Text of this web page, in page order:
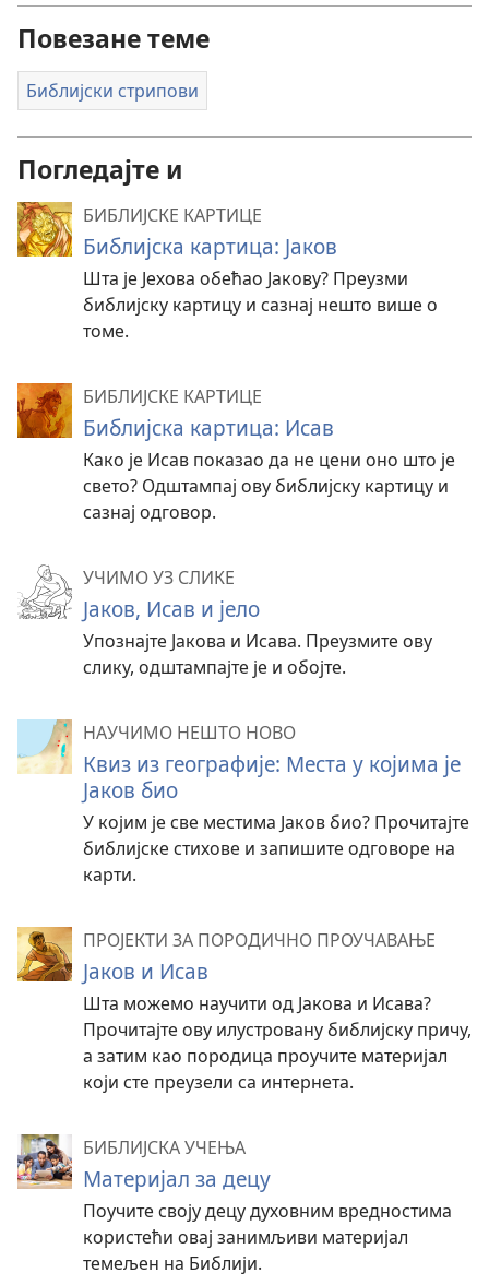
Повезане теме
Библијски стрипови
Погледајте и
БИБЛИЈСКЕ КАРТИЦЕ
Библијска картица: Јаков
Шта је Јехова обећао Јакову? Преузми
библијску картицу и сазнај нешто више о
томе.
БИБЛИЈСКЕ КАРТИЦЕ
Библијска картица: Исав
Како је Исав показао да не цени оно што је
свето? Одштампај ову библијску картицу и
сазнај одговор.
УЧИМО УЗ СЛИКЕ
Јаков, Исав и јело
Упознајте Јакова и Исава. Преузмите ову
слику, одштампајте је и обојте.
НАУЧИМО НЕШТО НОВО
Квиз из географије: Места у којима је
Јаков био
У којим је све местима Јаков био? Прочитајте
библијске стихове и запишите одговоре на
карти.
ПРОЈЕКТИ ЗА ПОРОДИЧНО ПРОУЧАВАЊЕ
Јаков и Исав
Шта можемо научити од Јакова и Исава?
Прочитајте ову илустровану библијску причу,
а затим као породица проучите материјал
који сте преузели са интернета.
БИБЛИЈСКА УЧЕЊА
Материјал за децу
Поучите своју децу духовним вредностима
користећи овај занимљиви материјал
темељен на Библији.